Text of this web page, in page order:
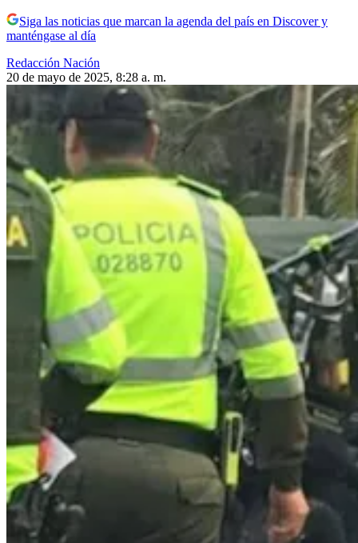
Siga las noticias que marcan la agenda del país en Discover y
manténgase al día
Redacción Nación
20 de mayo de 2025, 8:28 a. m.